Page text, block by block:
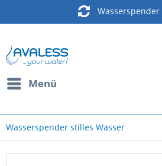
Menü
Wasserspender stilles Wasser